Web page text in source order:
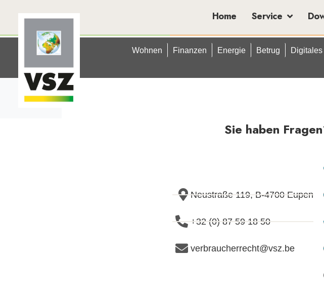
Home Service
Wohnen Finanzen Energie Betrug Digitales
Kontakt
Anfang
Sie haben
Neustraße 119, B-4700 Eupen
+32 (0) 87 59 18 50
verbraucherrecht@vsz.be